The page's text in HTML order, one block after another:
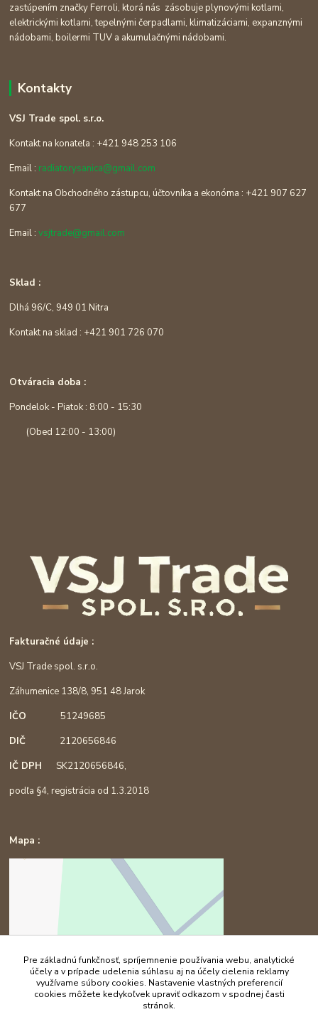
zastúpením značky Ferroli, ktorá nás zásobuje plynovými kotlami,
elektrickými kotlami, tepelnými čerpadlami, klimatizáciami, expanznými
nádobami, boilermi TUV a akumulačnými nádobami.
Kontakty
VSJ Trade spol. s.r.o.
Kontakt na konateľa : +421 948 253 106
Email : radiatorysanica@gmail.com
Kontakt na Obchodného zástupcu, účtovníka a ekonóma : +421 907 627
677
Email :vsjtrade@gmail.com
Sklad :
Dlhá 96/C, 949 01 Nitra
Kontakt na sklad : +421 901 726 070
Otváracia doba :
Pondelok - Piatok : 8:00 - 15:30
(Obed 12:00 - 13:00)
Fakturačné údaje :
VSJ Trade spol. s.r.o.
Záhumenice 138/8, 951 48 Jarok
IČO51249685
DIČ 2120656846
IČ DPHSK2120656846,
podľa §4, registrácia od 1.3.2018
Mapa :
Pre základnú funkčnosť, spríjemnenie používania webu, analytické
účely a v prípade udelenia súhlasu aj na účely cielenia reklamy
využívame súbory cookies. Nastavenie vlastných preferencií
cookies môžete kedykoľvek upraviť odkazom v spodnej časti
stránok.